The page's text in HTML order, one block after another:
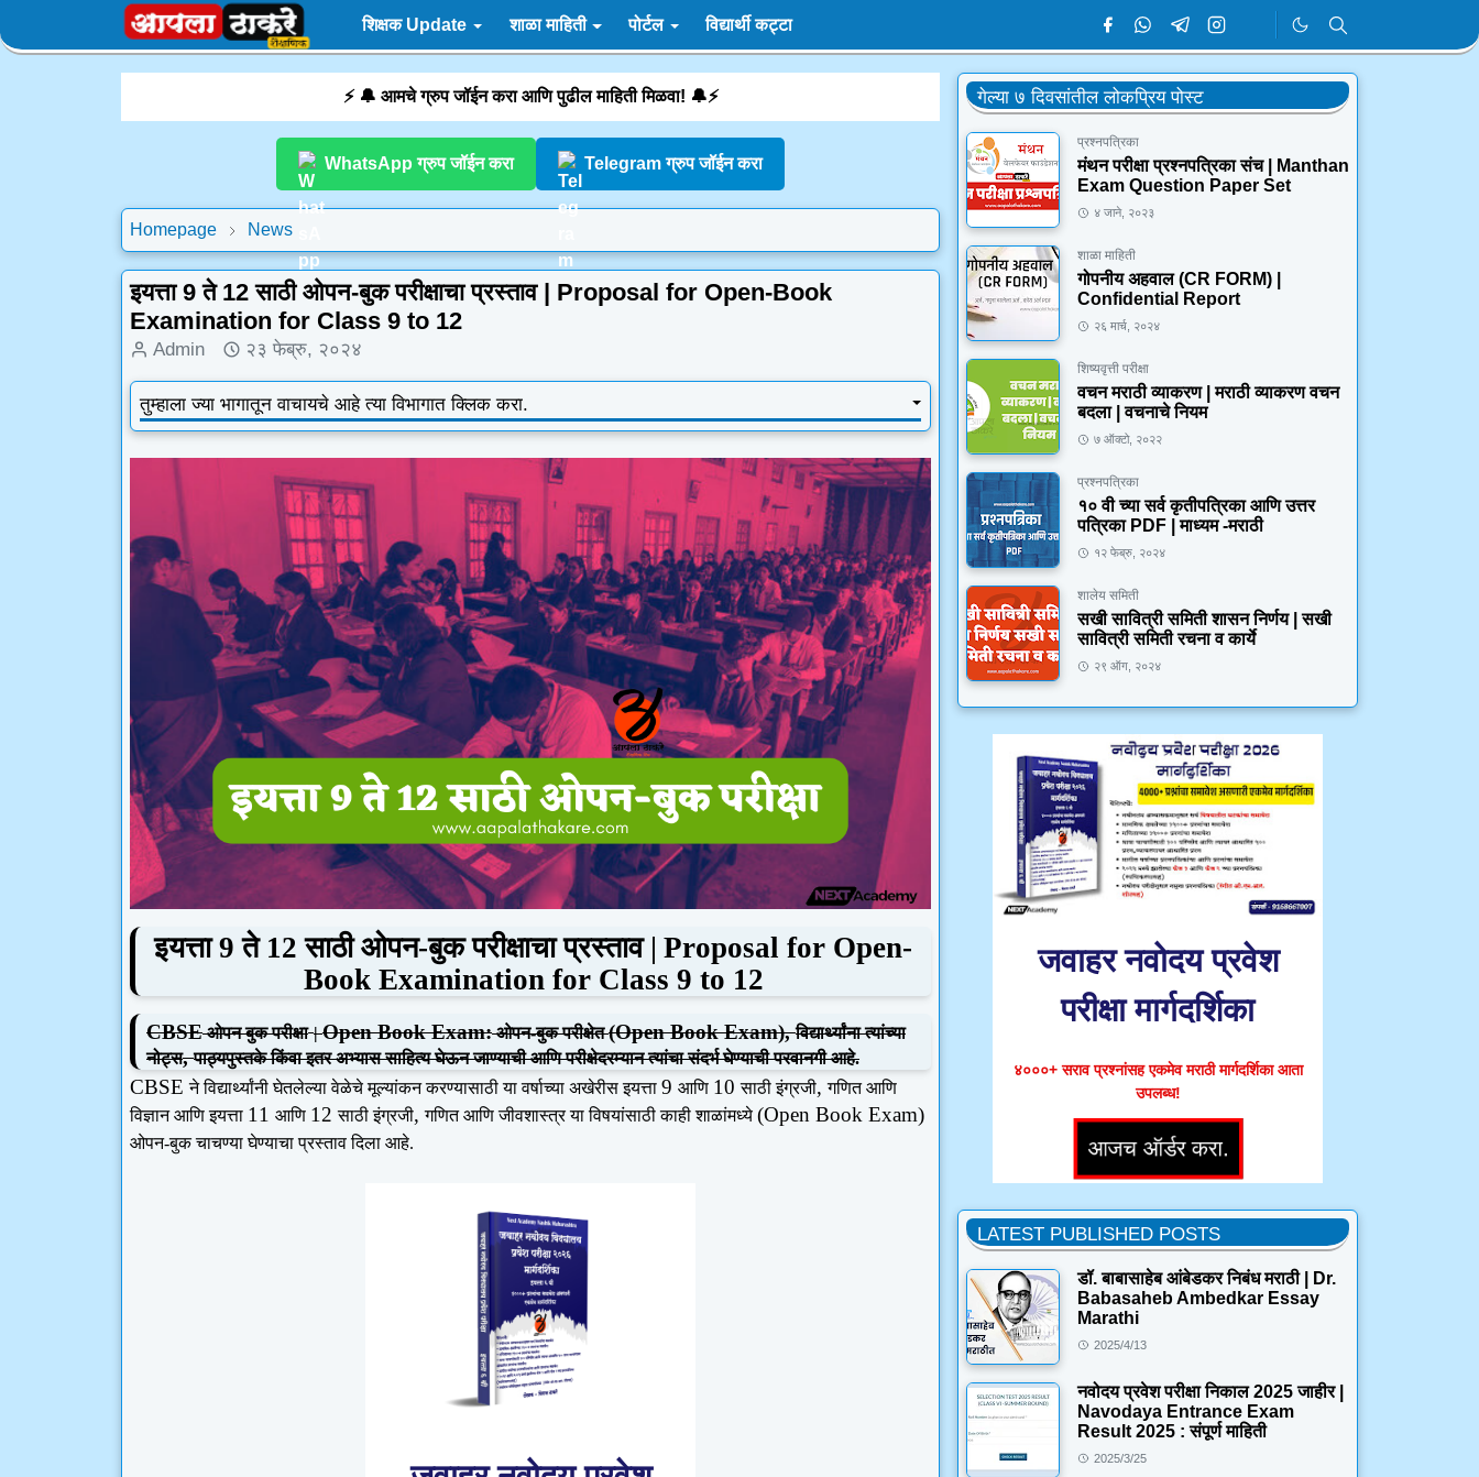
शिक्षक Update शाळा माहिती पोर्टल विद्यार्थी कट्टा
⚡ 🔔 आमचे ग्रुप जॉईन करा आणि पुढील माहिती मिळवा! 🔔⚡
WhatsApp ग्रुप जॉईन करा Telegram ग्रुप जॉईन करा
Homepage News
इयत्ता 9 ते 12 साठी ओपन-बुक परीक्षाचा प्रस्ताव | Proposal for Open-Book
Examination for Class 9 to 12
Admin २३ फेब्रु, २०२४
तुम्हाला ज्या भागातून वाचायचे आहे त्या विभागात क्लिक करा.
इयत्ता9ते 12साठी ओपन-बुक परीक्षाचा प्रस्ताव | Proposal for Open-
Book Examination for Class 9 to 12
CBSEओपन बुक परीक्षा |Open Book Exam:ओपन-बुक परीक्षेत(Open Book Exam),विद्यार्थ्यांना त्यांच्या
नोट्स,पाठ्यपुस्तके किंवा इतर अभ्यास साहित्य घेऊन जाण्याची आणि परीक्षेदरम्यान त्यांचा संदर्भ घेण्याची परवानगी आहे.
CBSEने विद्यार्थ्यांनी घेतलेल्या वेळेचे मूल्यांकन करण्यासाठी या वर्षाच्या अखेरीस इयत्ता 9 आणि 10साठी इंग्रजी,गणित आणि
विज्ञान आणि इयत्ता 11 आणि 12साठी इंग्रजी,गणित आणि जीवशास्त्र या विषयांसाठी काही शाळांमध्ये (Open Book Exam)
ओपन-बुक चाचण्या घेण्याचा प्रस्ताव दिला आहे.
गेल्या ७ दिवसांतील लोकप्रिय पोस्ट
प्रश्नपत्रिका
मंथन परीक्षा प्रश्नपत्रिका संच | Manthan
Exam Question Paper Set
४ जाने, २०२३
शाळा माहिती
गोपनीय अहवाल (CR FORM) |
Confidential Report
२६ मार्च, २०२४
शिष्यवृत्ती परीक्षा
वचन मराठी व्याकरण | मराठी व्याकरण वचन
बदला | वचनाचे नियम
७ ऑक्टो, २०२२
प्रश्नपत्रिका
१० वी च्या सर्व कृतीपत्रिका आणि उत्तर
पत्रिका PDF | माध्यम -मराठी
१२ फेब्रु, २०२४
शालेय समिती
सखी सावित्री समिती शासन निर्णय | सखी
सावित्री समिती रचना व कार्ये
२९ ऑग, २०२४
जवाहर नवोदय प्रवेश
परीक्षा मार्गदर्शिका
४०००+ सराव प्रश्नांसह एकमेव मराठी मार्गदर्शिका आता
उपलब्ध!
LATEST PUBLISHED POSTS
डॉ. बाबासाहेब आंबेडकर निबंध मराठी | Dr.
Babasaheb Ambedkar Essay
Marathi
2025/4/13
नवोदय प्रवेश परीक्षा निकाल 2025 जाहीर |
Navodaya Entrance Exam
Result 2025 : संपूर्ण माहिती
2025/3/25